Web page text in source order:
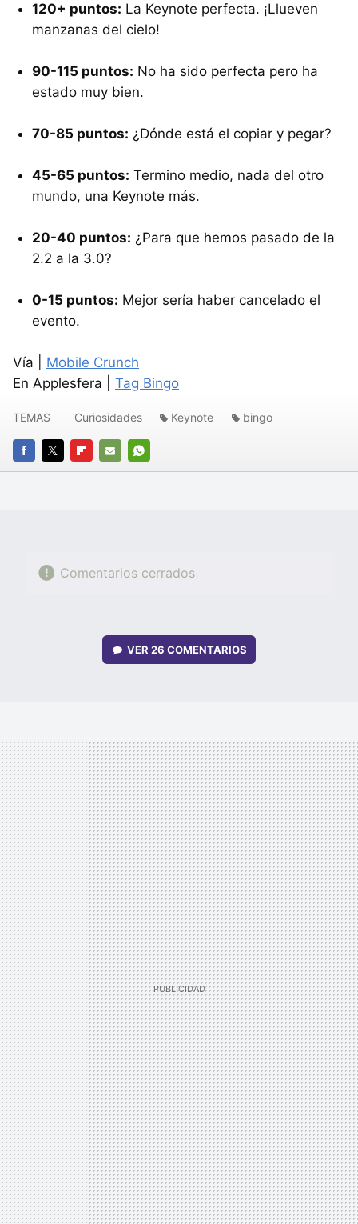
120+ puntos: La Keynote perfecta. ¡Llueven
manzanas del cielo!
90-115 puntos: No ha sido perfecta pero ha
estado muy bien.
70-85 puntos: ¿Dónde está el copiar y pegar?
45-65 puntos: Termino medio, nada del otro
mundo, una Keynote más.
20-40 puntos: ¿Para que hemos pasado de la
2.2 a la 3.0?
0-15 puntos: Mejor sería haber cancelado el
evento.
Vía | Mobile Crunch
En Applesfera | Tag Bingo
FACEBOOK
TWITTERFLIPBOARD
E-
WHATSAPP
TEMAS Curiosidades Keynote bingo
Comentarios cerrados
VER 26 COMENTARIOS